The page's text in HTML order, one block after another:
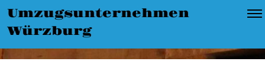
Umzugsunternehmen
Würzburg